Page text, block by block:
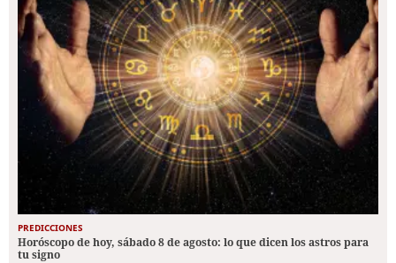
PREDICCIONES
Horóscopo de hoy, sábado 8 de agosto: lo que dicen los astros para
tu signo